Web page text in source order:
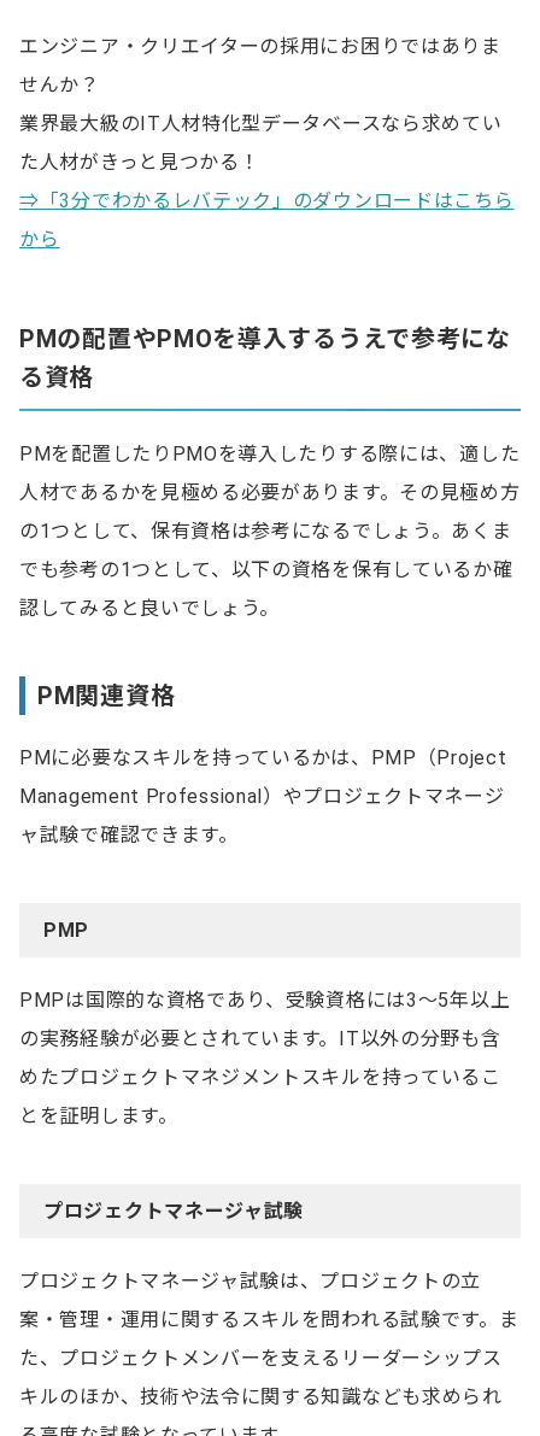
エンジニア・クリエイターの採用にお困りではありま
せんか？
業界最大級のIT人材特化型データベースなら求めてい
た人材がきっと見つかる！
⇒「3分でわかるレバテック」のダウンロードはこちら
から
PMの配置やPMOを導入するうえで参考にな
る資格
PMを配置したりPMOを導入したりする際には、適した
人材であるかを見極める必要があります。その見極め方
の1つとして、保有資格は参考になるでしょう。あくま
でも参考の1つとして、以下の資格を保有しているか確
認してみると良いでしょう。
PM関連資格
PMに必要なスキルを持っているかは、PMP（Project
Management Professional）やプロジェクトマネージ
ャ試験で確認できます。
PMP
PMPは国際的な資格であり、受験資格には3～5年以上
の実務経験が必要とされています。IT以外の分野も含
めたプロジェクトマネジメントスキルを持っているこ
とを証明します。
プロジェクトマネージャ試験
プロジェクトマネージャ試験は、プロジェクトの立
案・管理・運用に関するスキルを問われる試験です。ま
た、プロジェクトメンバーを支えるリーダーシップス
キルのほか、技術や法令に関する知識なども求められ